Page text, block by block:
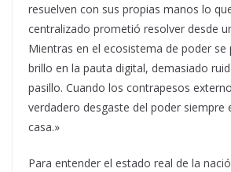
resuelven con sus propias manos lo
centralizado prometió resolver desde
Mientras en el ecosistema de poder se
brillo en la pauta digital, demasiado
pasillo. Cuando los contrapesos
verdadero desgaste del poder siempre
casa.»
Para entender el estado real de la